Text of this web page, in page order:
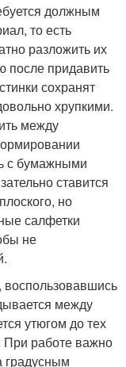
должным
то есть
разложить их
после придавить
сохранят
хрупкими.
между
с бумажными
ставится
но
салфетки
не
воспользовавшись
между
утюгом до тех
При работе важно
градусным